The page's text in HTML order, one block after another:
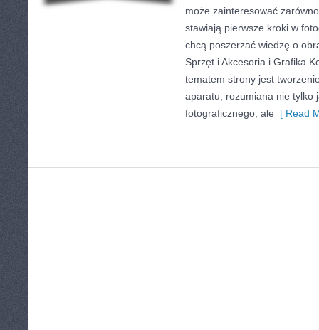
może zainteresować
stawiają pierwsze kroki w
chcą poszerzać wiedzę o
Sprzęt i Akcesoria i Grafika
tematem strony jest
aparatu, rozumiana nie tylko
fotograficznego, ale [ Read